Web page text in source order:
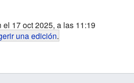
el 17 oct 2025, a las 11:19
una edición.